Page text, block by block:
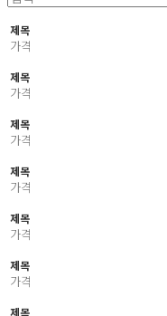
제목
가격
제목
가격
제목
가격
제목
가격
제목
가격
제목
가격
제목